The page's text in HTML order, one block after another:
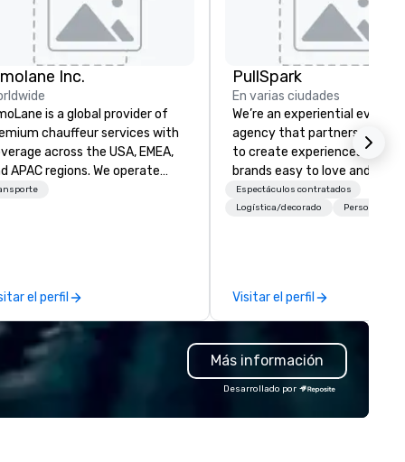
Inc.
is a global provider of
chauffeur services with
across the USA, EMEA,
APAC regions. We operate
7, offering a seamless
events, and
who require high-
mobility solutions,
professionalism,
and punctuality. Our
mobility needs, including
el perfil
PullSpark
En varias ciudades
We’re an experiential events
agency that partners with
to create experiences that
brands easy to love and hard
forget. Most companies
know what makes them
Espectáculos contratados
Logística/decorado
Personal
Visitar el perfil
Más información
Desarrollado por